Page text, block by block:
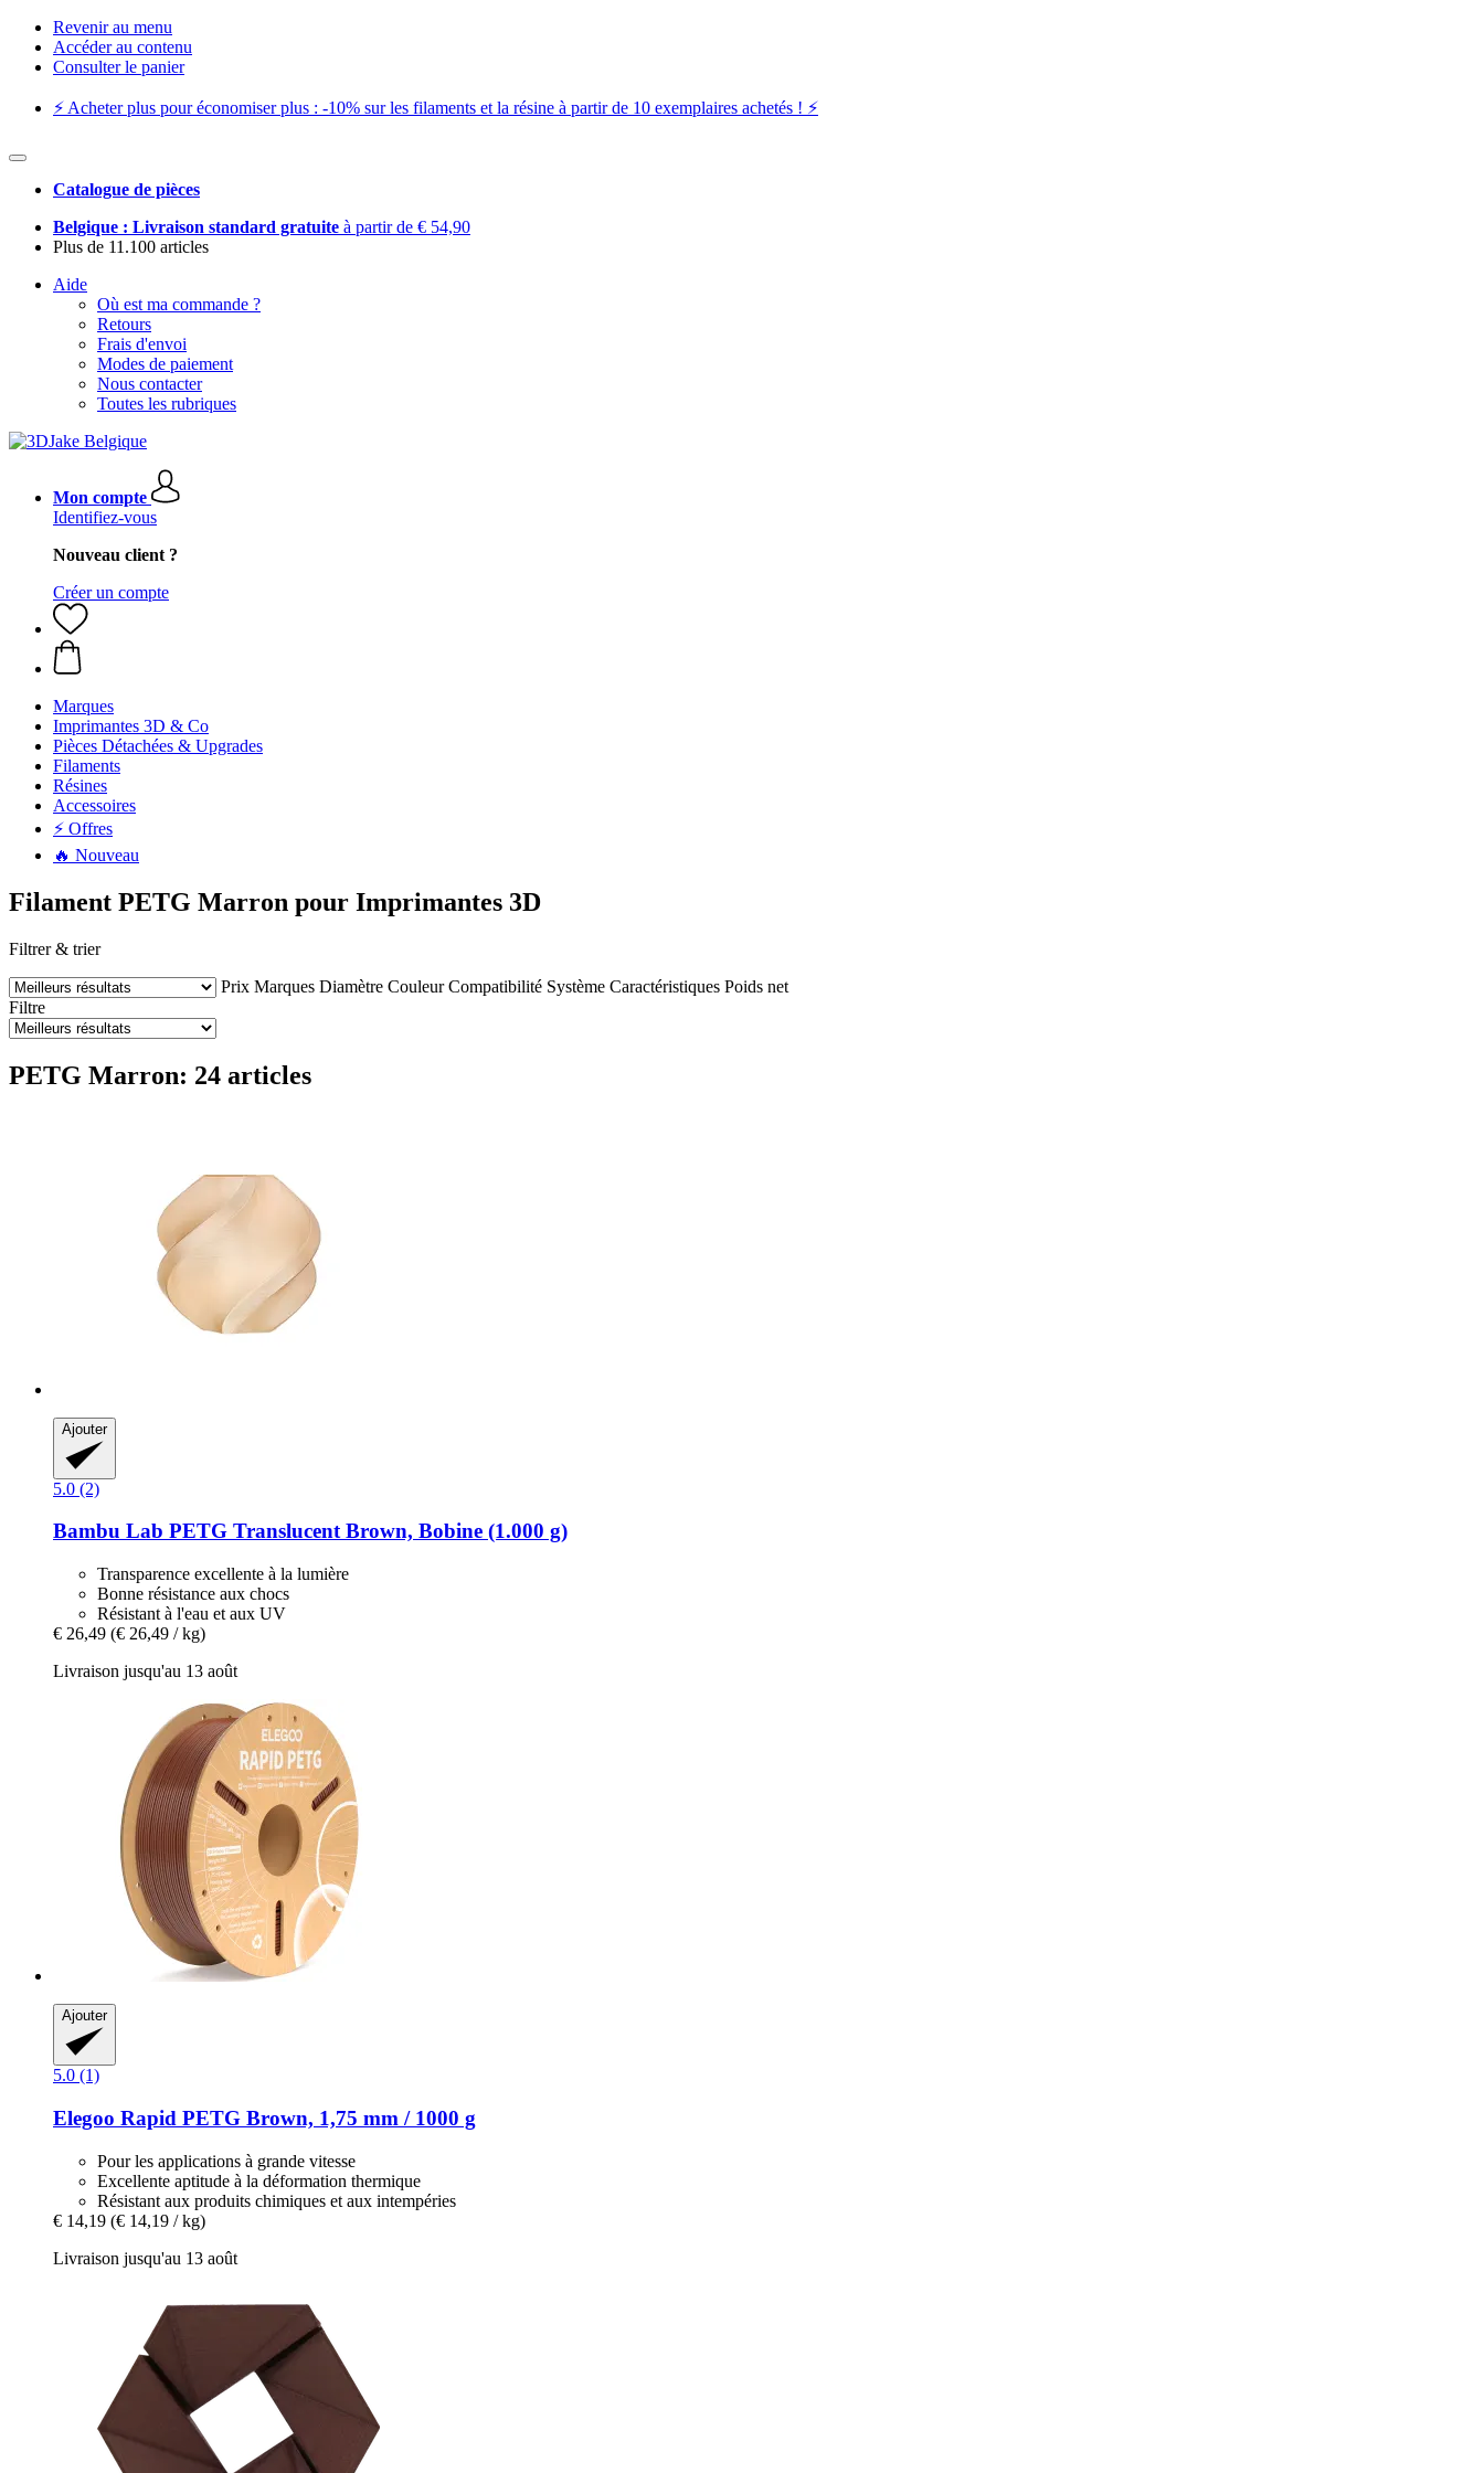
Revenir au menu
Accéder au contenu
Consulter le panier
⚡️ Acheter plus pour économiser plus : -10% sur les filaments et la résine à partir de 10 exemplaires achetés ! ⚡️
Catalogue de pièces
Belgique : Livraison standard gratuite à partir de € 54,90
Plus de 11.100 articles
Aide
Où est ma commande ?
Retours
Frais d'envoi
Modes de paiement
Nous contacter
Toutes les rubriques
Mon compte
Identifiez-vous
Nouveau client ?
Créer un compte
Marques
Imprimantes 3D & Co
Pièces Détachées & Upgrades
Filaments
Résines
Accessoires
⚡ Offres
🔥 Nouveau
Filament PETG Marron pour Imprimantes 3D
Filtrer & trier
Prix Marques Diamètre CouleurCompatibilité Système Caractéristiques Poids net
Filtre
PETG Marron: 24 articles
Ajouter
5.0 (2)
Bambu Lab PETG Translucent Brown, Bobine (1.000 g)
Transparence excellente à la lumière
Bonne résistance aux chocs
Résistant à l'eau et aux UV
€ 26,49 (€ 26,49 / kg)
Livraison jusqu'au 13 août
Ajouter
5.0 (1)
Elegoo Rapid PETG Brown, 1,75 mm / 1000 g
Pour les applications à grande vitesse
Excellente aptitude à la déformation thermique
Résistant aux produits chimiques et aux intempéries
€ 14,19 (€ 14,19 / kg)
Livraison jusqu'au 13 août